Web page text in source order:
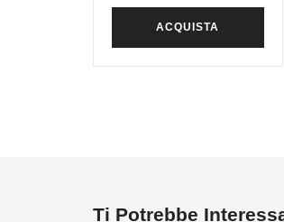
ACQUISTA
Ti Potrebbe